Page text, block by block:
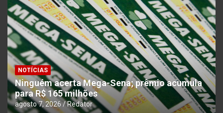
NOTÍCIAS
Ninguém acerta Mega-Sena; prêmio acumula
para R$ 165 milhões
agosto 7, 2026 Redator